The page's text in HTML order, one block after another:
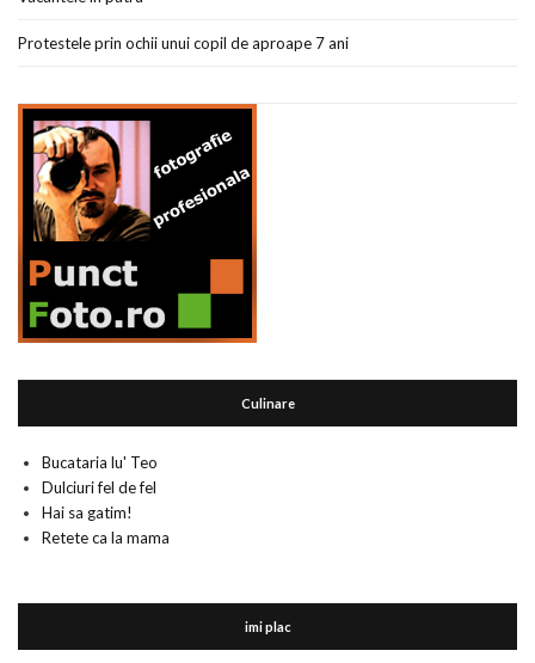
Protestele prin ochii unui copil de aproape 7 ani
Culinare
Bucataria lu' Teo
Dulciuri fel de fel
Hai sa gatim!
Retete ca la mama
imi plac